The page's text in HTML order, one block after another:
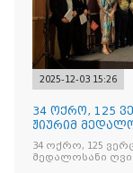
2025-12-03 15:26
34 ოქრო, 125
ჟიურიმ
34 ოქრო, 125
მედალოსანი ღვინოები და